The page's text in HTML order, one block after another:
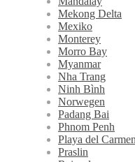
Mekong Delta
Mexiko
Monterey
Morro Bay
Myanmar
Nha Trang
Ninh Bình
Norwegen
Padang Bai
Phnom Penh
Playa del Carmen
Praslin